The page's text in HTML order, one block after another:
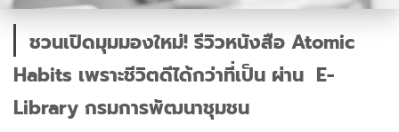
ชวนเปิดมุมมองใหม่! รีวิวหนังสือ Atomic
Habits เพราะชีวิตดีได้กว่าที่เป็น ผ่าน E-
Library กรมการพัฒนาชุมชน